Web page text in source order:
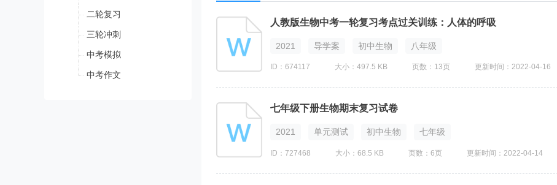
二轮复习
三轮冲刺
中考模拟
中考作文
人教版生物中考一轮复习考点过关训练：人体的呼吸
2021 导学案 初中生物 八年级
ID：674117 大小：497.5 KB 页数：13页 更新时间：2022-04-16
七年级下册生物期末复习试卷
2021 单元测试 初中生物 七年级
ID：727468 大小：68.5 KB 页数：6页 更新时间：2022-04-14